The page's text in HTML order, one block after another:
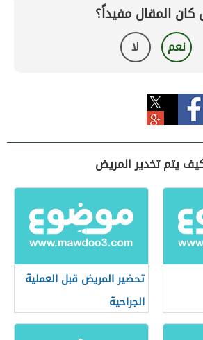
المقال مفيداً؟
نعم لا
يتم تخدير المريض
تحضير المريض قبل العملية
الجراحية